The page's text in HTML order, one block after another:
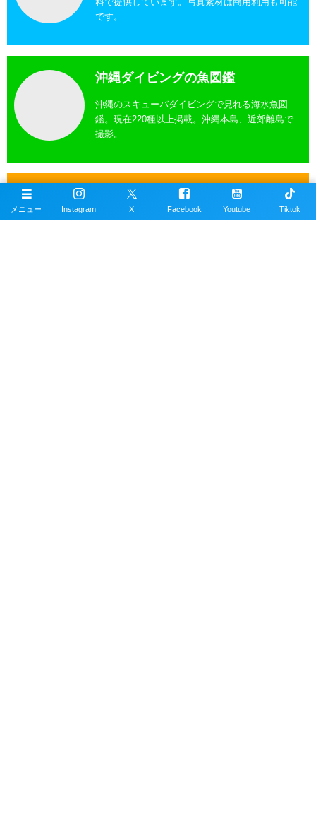
です。
沖縄ダイビングの魚図鑑
沖縄のスキューバダイビングで見れる海水魚図
鑑。現在220種以上掲載。沖縄本島、近郊離島で
撮影。
沖縄ダイビングスポット
掲載エリアは沖縄本島全域、近郊離島を含むおす
メニュー Instagram X Facebook Youtube Tiktok